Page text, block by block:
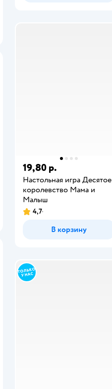
19,80 р.
Настольная игра Десятое
королевство Мама и
Малыш
4,7
В корзину